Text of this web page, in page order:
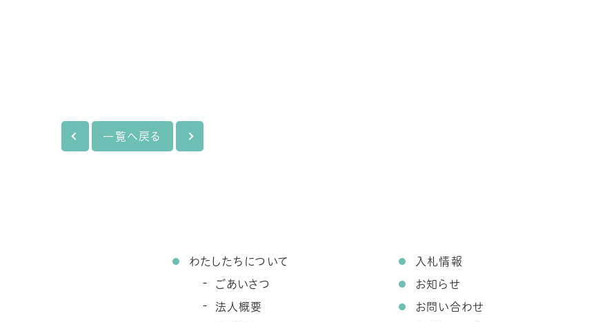
一覧へ戻る
わたしたちについて
ごあいさつ
法人概要
入札情報
お知らせ
お問い合わせ